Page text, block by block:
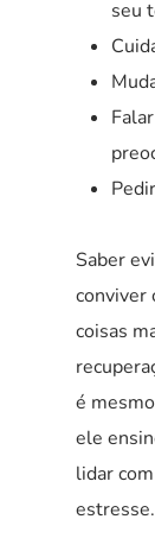
seu
Saber
conviver
coisas
é
ele
lidar
estresse.